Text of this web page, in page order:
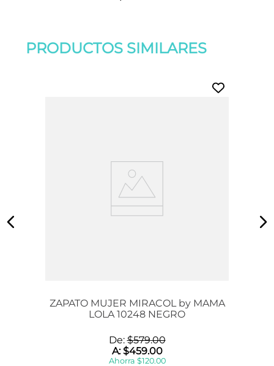
PRODUCTOS SIMILARES
ZAPATO MUJER MIRACOL by MAMA
LOLA 10248 NEGRO
De:$579.00
A:$459.00
Ahorra $120.00